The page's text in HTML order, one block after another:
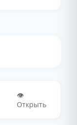
👁️
Открыть